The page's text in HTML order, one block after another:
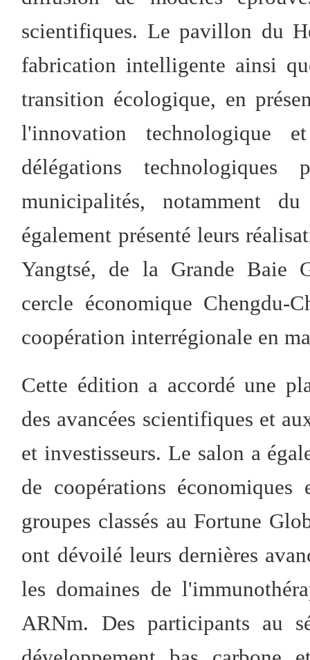
scientifiques. Le pavillon du
fabrication intelligente ainsi
transition écologique, en
l'innovation technologique
délégations
municipalités, notamment
également présenté leurs
Yangtsé, de la Grande Baie
cercle économique Chengdu-
coopération interrégionale en
Cette édition a accordé une
des avancées scientifiques et
et investisseurs. Le salon a
de coopérations
groupes classés au Fortune
ont dévoilé leurs dernières
les domaines de
ARNm. Des participants au